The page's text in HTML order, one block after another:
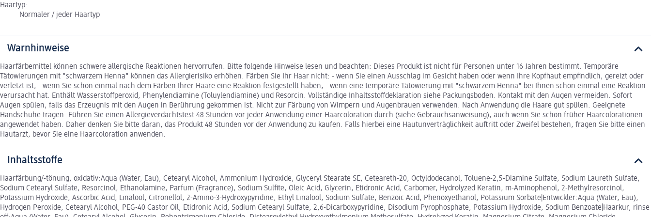
Haartyp:
Normaler / jeder Haartyp
Warnhinweise
Haarfärbemittel können schwere allergische Reaktionen hervorrufen. Bitte folgende Hinweise lesen und beachten: Dieses Produkt ist nicht für Personen unter 16 Jahren bestimmt. Temporäre
Tätowierungen mit "schwarzem Henna" können das Allergierisiko erhöhen. Färben Sie Ihr Haar nicht: - wenn Sie einen Ausschlag im Gesicht haben oder wenn Ihre Kopfhaut empfindlich, gereizt oder
verletzt ist; - wenn Sie schon einmal nach dem Färben Ihrer Haare eine Reaktion festgestellt haben; - wenn eine temporäre Tätowierung mit "schwarzem Henna" bei Ihnen schon einmal eine Reaktion
verursacht hat. Enthält Wasserstoffperoxid, Phenylendiamine (Toluylendiamine) und Resorcin. Vollständige Inhaltsstoffdeklaration siehe Packungsboden. Kontakt mit den Augen vermeiden. Sofort
Augen spülen, falls das Erzeugnis mit den Augen in Berührung gekommen ist. Nicht zur Färbung von Wimpern und Augenbrauen verwenden. Nach Anwendung die Haare gut spülen. Geeignete
Handschuhe tragen. Führen Sie einen Allergieverdachtstest 48 Stunden vor jeder Anwendung einer Haarcoloration durch (siehe Gebrauchsanweisung), auch wenn Sie schon früher Haarcolorationen
angewendet haben. Daher denken Sie bitte daran, das Produkt 48 Stunden vor der Anwendung zu kaufen. Falls hierbei eine Hautunverträglichkeit auftritt oder Zweifel bestehen, fragen Sie bitte einen
Hautarzt, bevor Sie eine Haarcoloration anwenden.
Inhaltsstoffe
Haarfärbung/-tönung, oxidativ:Aqua (Water, Eau), Cetearyl Alcohol, Ammonium Hydroxide, Glyceryl Stearate SE, Ceteareth-20, Octyldodecanol, Toluene-2,5-Diamine Sulfate, Sodium Laureth Sulfate,
Sodium Cetearyl Sulfate, Resorcinol, Ethanolamine, Parfum (Fragrance), Sodium Sulfite, Oleic Acid, Glycerin, Etidronic Acid, Carbomer, Hydrolyzed Keratin, m-Aminophenol, 2-Methylresorcinol,
Potassium Hydroxide, Ascorbic Acid, Linalool, Citronellol, 2-Amino-3-Hydroxypyridine, Ethyl Linalool, Sodium Sulfate, Benzoic Acid, Phenoxyethanol, Potassium Sorbate|Entwickler:Aqua (Water, Eau),
Hydrogen Peroxide, Cetearyl Alcohol, PEG-40 Castor Oil, Etidronic Acid, Sodium Cetearyl Sulfate, 2,6-Dicarboxypyridine, Disodium Pyrophosphate, Potassium Hydroxide, Sodium Benzoate|Haarkur, rinse